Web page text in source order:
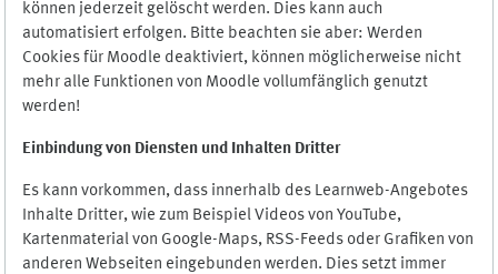
können jederzeit gelöscht werden. Dies kann auch
automatisiert erfolgen. Bitte beachten sie aber: Werden
Cookies für Moodle deaktiviert, können möglicherweise nicht
mehr alle Funktionen von Moodle vollumfänglich genutzt
werden!
Einbindung von Diensten und Inhalten Dritter
Es kann vorkommen, dass innerhalb des Learnweb-Angebotes
Inhalte Dritter, wie zum Beispiel Videos von YouTube,
Kartenmaterial von Google-Maps, RSS-Feeds oder Grafiken von
anderen Webseiten eingebunden werden. Dies setzt immer